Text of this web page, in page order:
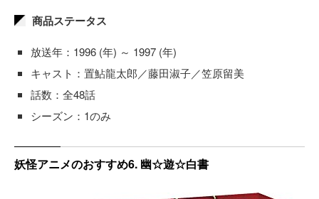
商品ステータス
放送年：1996 (年) ～ 1997 (年)
キャスト：置鮎龍太郎／藤田淑子／笠原留美
話数：全48話
シーズン：1のみ
妖怪アニメのおすすめ6. 幽☆遊☆白書